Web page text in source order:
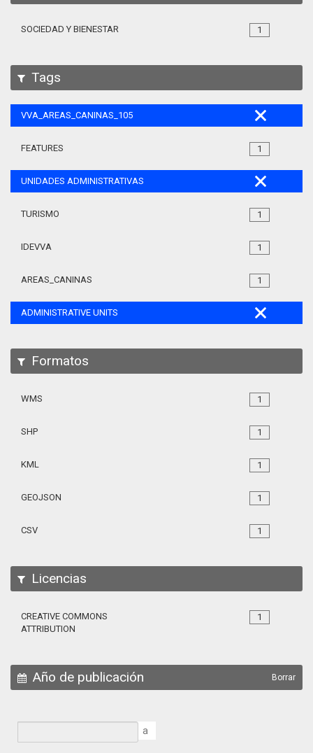
1
SOCIEDAD Y BIENESTAR
Tags
VVA_AREAS_CANINAS_105
1
FEATURES
UNIDADES ADMINISTRATIVAS
1
TURISMO
1
IDEVVA
1
AREAS_CANINAS
ADMINISTRATIVE UNITS
Formatos
1
WMS
1
SHP
1
KML
1
GEOJSON
1
CSV
Licencias
1
CREATIVE COMMONS
ATTRIBUTION
Año de publicación Borrar
a